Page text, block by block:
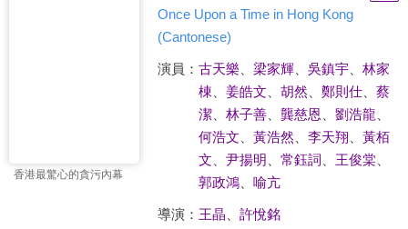
香港最驚心的貪污內幕
Once Upon a Time in Hong Kong
(Cantonese)
演員： 古天樂 梁家輝、 吳鎮宇、 林家
棟
姜皓文 胡然 鄭則仕、 蔡
潔、 林子善、 龔慈恩 劉浩龍
何浩文
黃浩然 李天翔
黃栢
文
尹揚明 常鈺詞 王俊棠
郭政鴻、 喻亢
導演： 王晶 許悅銘